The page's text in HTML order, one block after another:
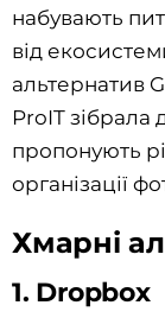
набувають
від
альтернатив
ProIT зібрала
пропонують
організації
Хмарні
1. Dropbox